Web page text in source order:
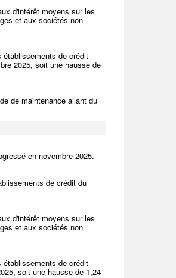
d'intérêt moyens sur les
et aux sociétés non
établissements de crédit
2025, soit une hausse de
de maintenance allant du
en novembre 2025.
de crédit du
d'intérêt moyens sur les
et aux sociétés non
établissements de crédit
soit une hausse de 1,24